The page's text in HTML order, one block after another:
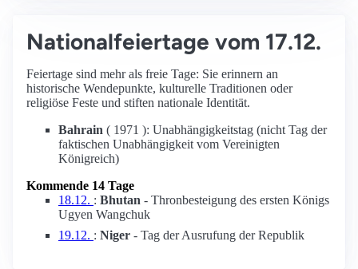
Nationalfeiertage vom 17.12.
Feiertage sind mehr als freie Tage: Sie erinnern an
historische Wendepunkte, kulturelle Traditionen oder
religiöse Feste und stiften nationale Identität.
Bahrain ( 1971 ): Unabhängigkeitstag (nicht Tag der
faktischen Unabhängigkeit vom Vereinigten
Königreich)
Kommende 14 Tage
18.12. : Bhutan - Thronbesteigung des ersten Königs
Ugyen Wangchuk
19.12. : Niger - Tag der Ausrufung der Republik